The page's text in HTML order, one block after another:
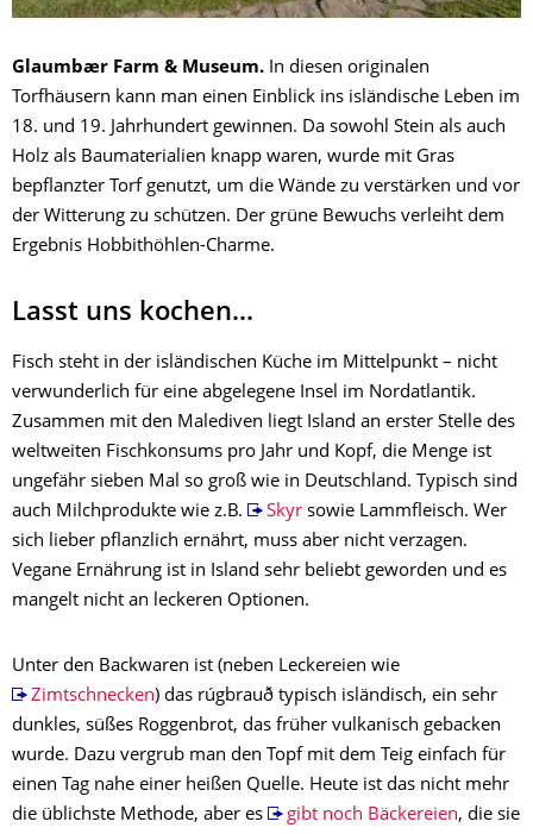
Glaumbær Farm & Museum. In diesen originalen
Torfhäusern kann man einen Einblick ins isländische Leben im
18. und 19. Jahrhundert gewinnen. Da sowohl Stein als auch
Holz als Baumaterialien knapp waren, wurde mit Gras
bepflanzter Torf genutzt, um die Wände zu verstärken und vor
der Witterung zu schützen. Der grüne Bewuchs verleiht dem
Ergebnis Hobbithöhlen-Charme.
Lasst uns kochen...
Fisch steht in der isländischen Küche im Mittelpunkt – nicht
verwunderlich für eine abgelegene Insel im Nordatlantik.
Zusammen mit den Malediven liegt Island an erster Stelle des
weltweiten Fischkonsums pro Jahr und Kopf, die Menge ist
ungefähr sieben Mal so groß wie in Deutschland. Typisch sind
auch Milchprodukte wie z.B.
Skyrsowie Lammfleisch. Wer
sich lieber pflanzlich ernährt, muss aber nicht verzagen.
Vegane Ernährung ist in Island sehr beliebt geworden und es
mangelt nicht an leckeren Optionen.
Unter den Backwaren ist (neben Leckereien wie
Zimtschnecken) das rúgbrauð typisch isländisch, ein sehr
dunkles, süßes Roggenbrot, das früher vulkanisch gebacken
wurde. Dazu vergrub man den Topf mit dem Teig einfach für
einen Tag nahe einer heißen Quelle. Heute ist das nicht mehr
die üblichste Methode, aber es
gibt noch Bäckereien, die sie